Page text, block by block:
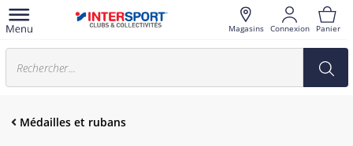
Magasins Connexion Panier
Médailles et rubans